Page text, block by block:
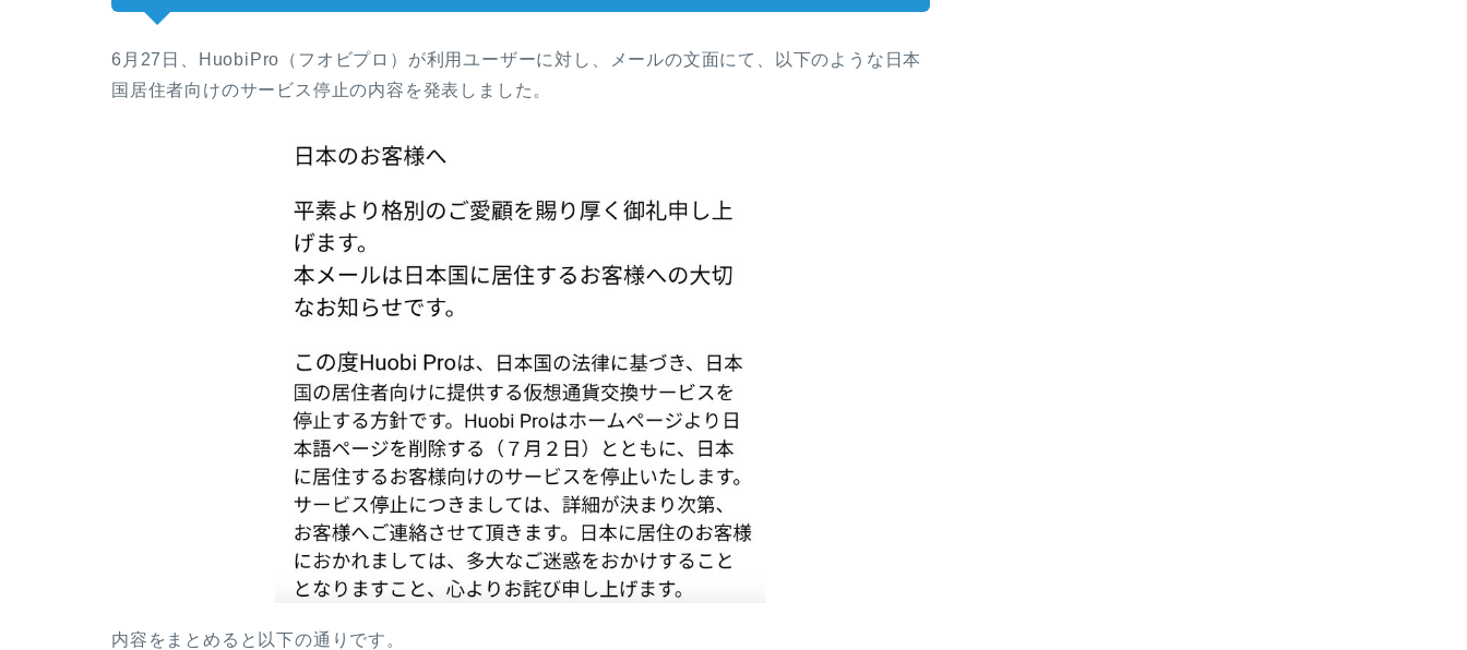
6月27日、HuobiPro（フオビプロ）が利用ユーザーに対し、メールの文面にて、以下のような日本
国居住者向けのサービス停止の内容を発表しました。
内容をまとめると以下の通りです。